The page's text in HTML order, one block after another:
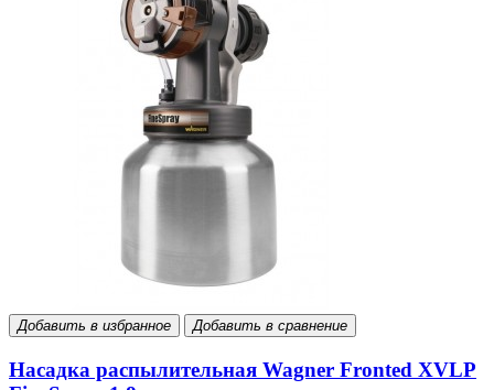
Добавить в избранное Добавить в сравнение
Насадка распылительная Wagner Fronted XVLP